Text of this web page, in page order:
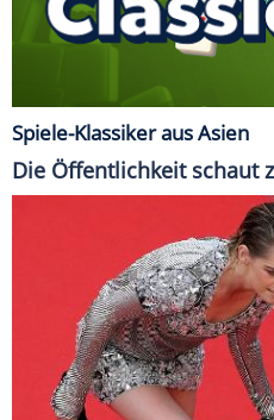
Spiele-Klassiker aus Asien
Die Öffentlichkeit schaut